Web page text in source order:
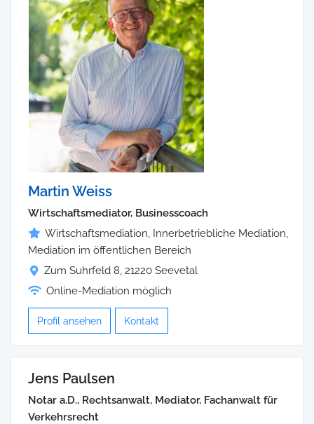
Martin Weiss
Wirtschaftsmediator, Businesscoach
Wirtschaftsmediation, Innerbetriebliche Mediation,
Mediation im öffentlichen Bereich
Zum Suhrfeld 8, 21220 Seevetal
Online-Mediation möglich
Profil ansehen Kontakt
Jens Paulsen
Notar a.D., Rechtsanwalt, Mediator, Fachanwalt für
Verkehrsrecht